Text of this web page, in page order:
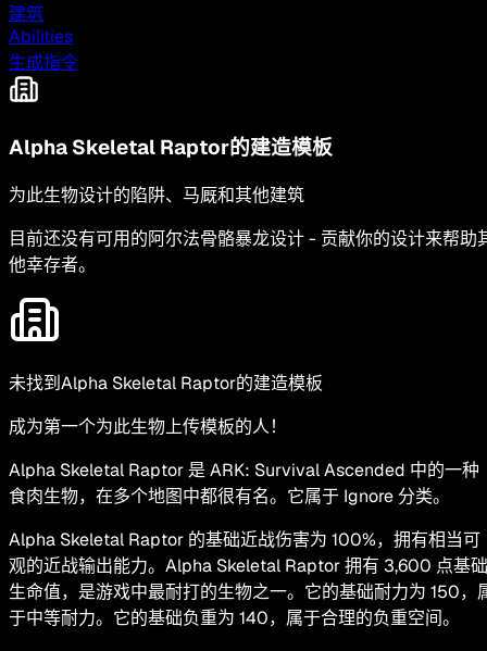
建筑
Abilities
生成指令
Alpha Skeletal Raptor的建造模板
为此生物设计的陷阱、马厩和其他建筑
目前还没有可用的阿尔法骨骼暴龙设计 - 贡献你的设计来帮助
他幸存者。
未找到Alpha Skeletal Raptor的建造模板
成为第一个为此生物上传模板的人！
Alpha Skeletal Raptor 是 ARK: Survival Ascended 中的一种
食肉生物，在多个地图中都很有名。它属于 Ignore 分类。
Alpha Skeletal Raptor 的基础近战伤害为 100%，拥有相当可
观的近战输出能力。Alpha Skeletal Raptor 拥有 3,600 点基础
生命值，是游戏中最耐打的生物之一。它的基础耐力为 150，
于中等耐力。它的基础负重为 140，属于合理的负重空间。